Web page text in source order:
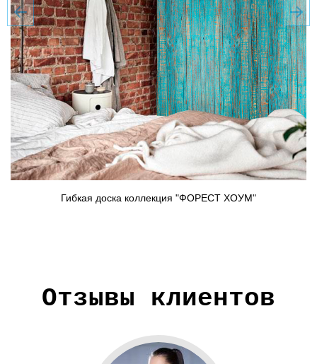
Гибкая доска коллекция "ФОРЕСТ ХОУМ"
Отзывы клиентов